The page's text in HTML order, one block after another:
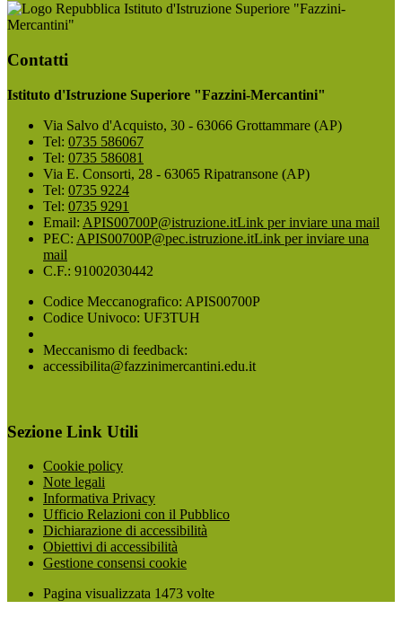
Istituto d'Istruzione Superiore "Fazzini-
Mercantini"
Contatti
Istituto d'Istruzione Superiore "Fazzini-Mercantini"
Via Salvo d'Acquisto, 30 - 63066 Grottammare (AP)
Tel: 0735 586067
Tel: 0735 586081
Via E. Consorti, 28 - 63065 Ripatransone (AP)
Tel: 0735 9224
Tel: 0735 9291
Email: APIS00700P@istruzione.itLink per inviare una mail
PEC: APIS00700P@pec.istruzione.itLink per inviare una
mail
C.F.: 91002030442
Codice Meccanografico: APIS00700P
Codice Univoco: UF3TUH
Meccanismo di feedback:
accessibilita@fazzinimercantini.edu.it
Sezione Link Utili
Cookie policy
Note legali
Informativa Privacy
Ufficio Relazioni con il Pubblico
Dichiarazione di accessibilità
Obiettivi di accessibilità
Gestione consensi cookie
Pagina visualizzata 1473 volte